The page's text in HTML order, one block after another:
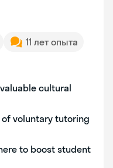
11 лет опыта
cultural
of voluntary tutoring
to boost student